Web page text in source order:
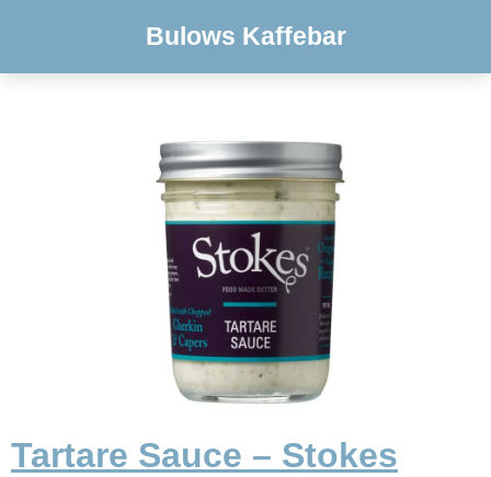
Bulows Kaffebar
Tartare Sauce – Stokes